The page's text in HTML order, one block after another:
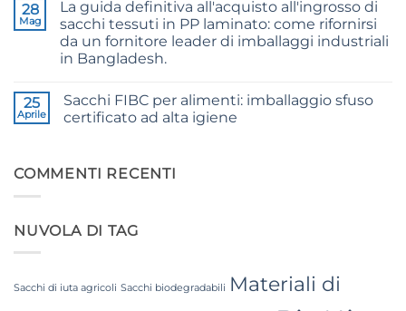
and
36/4
Configurations
24/3
CB
Grade
Jute
Yarn:
for
Weaving,
Packaging
28
Mag
La guida definitiva all'acquisto all'ingrosso di
sacchi tessuti in PP laminato: come rifornirsi
da un fornitore leader di imballaggi industriali
in Bangladesh.
su
The
Ultimate
PP
Woven
from
Supplier
25
Aprile
Sacchi FIBC per alimenti: imballaggio sfuso
certificato ad alta igiene
Food
Grade
High-
COMMENTI RECENTI
NUVOLA DI TAG
Sacchi di iuta agricoli Sacchi biodegradabili Materiali di